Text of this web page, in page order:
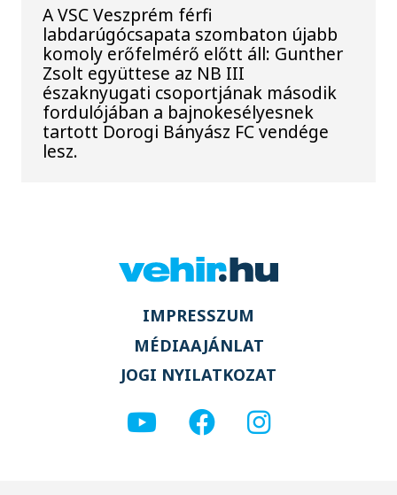
A VSC Veszprém férfi
labdarúgócsapata szombaton újabb
komoly erőfelmérő előtt áll: Gunther
Zsolt együttese az NB III
északnyugati csoportjának második
fordulójában a bajnokesélyesnek
tartott Dorogi Bányász FC vendége
lesz.
IMPRESSZUM
MÉDIAAJÁNLAT
JOGI NYILATKOZAT